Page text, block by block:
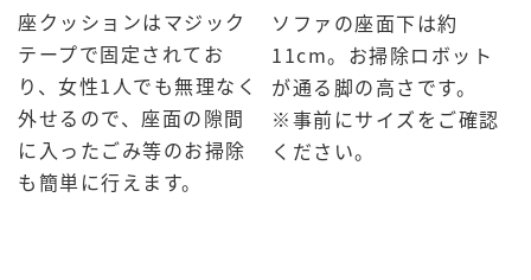
座クッションはマジック
テープで固定されてお
り、女性1人でも無理なく
外せるので、座面の隙間
に入ったごみ等のお掃除
も簡単に行えます。
ソファの座面下は約
11cm。お掃除ロボット
が通る脚の高さです。
※事前にサイズをご確認
ください。